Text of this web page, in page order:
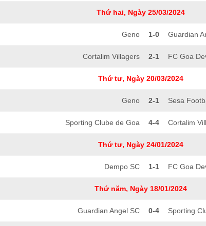
Thứ hai, Ngày 25/03/2024
Geno 1-0 Guardian
Cortalim Villagers 2-1 FC Goa
Thứ tư, Ngày 20/03/2024
Geno 2-1 Sesa
Sporting Clube de Goa 4-4 Cortalim
Thứ tư, Ngày 24/01/2024
Dempo SC 1-1 FC Goa
Thứ năm, Ngày 18/01/2024
Guardian Angel SC 0-4 Sporting